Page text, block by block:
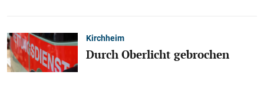
Kirchheim
Durch Oberlicht gebrochen